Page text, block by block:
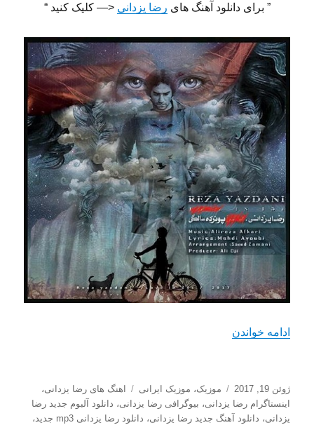
” برای دانلود آهنگ های رضا یزدانی <— کلیک کنید “
ادامه خواندن
ارسال
شده
در
ژوئن 19, 2017 دسته‌ها
موزیک، موزیک ایرانی برچسب‌ها
اهنگ های رضا یزدانی،
اینستاگرام رضا یزدانی، بیوگرافی رضا یزدانی، دانلود آلبوم جدید رضا
یزدانی، دانلود آهنگ جدید رضا یزدانی، دانلود رضا یزدانی mp3 جدید
،